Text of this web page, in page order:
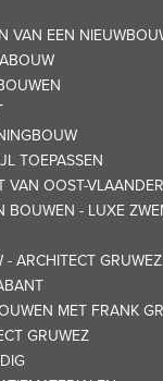
VAN EEN
TOEPASSEN
VAN OOST-
BOUWEN - LUXE
- ARCHITECT GRUWEZ
MET FRANK
GRUWEZ